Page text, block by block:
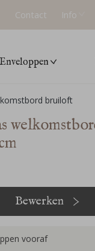
Contact Info
Enveloppen
bruiloft
Bewerken
vooraf